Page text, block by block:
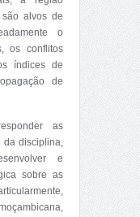
alvos de
o
os conflitos
índices de
de
as
da disciplina,
e
sobre as